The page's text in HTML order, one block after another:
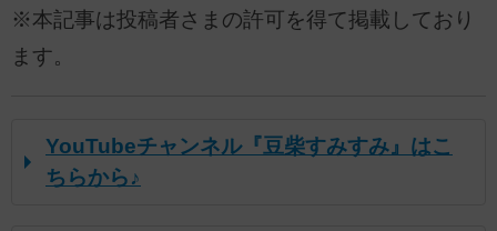
※本記事は投稿者さまの許可を得て掲載しており
ます。
YouTubeチャンネル『豆柴すみすみ』はこ
ちらから♪